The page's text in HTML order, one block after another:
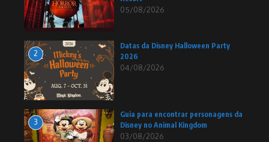
05/08/2026
2
Datas da Disney Halloween Party
2026
04/08/2026
3
Guia para encontrar personagens da
Disney no Animal Kingdom
03/08/2026